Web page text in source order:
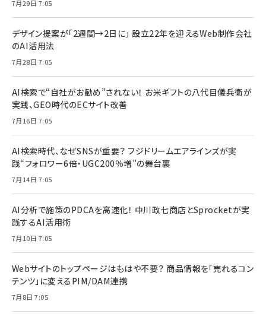
7月29日 7:05
デザイン提案が「2週間→2日に」 設立22年を迎えるWeb制作会社
のAI活用法
7月28日 7:05
AI検索で“自社がお勧め”されない！ お米ギフトの八代目儀兵衛が
実践、GEO時代のECサイト改善
7月16日 7:05
AI検索時代、なぜSNSが重要？ フジドリームエアラインズが実
践“フォロワー6倍・UGC200％増”の舞台裏
7月14日 7:05
AI分析で施策のPDCAを高速化！ 中川政七商店とSprocketが実
践するAI活用術
7月10日 7:05
Webサイトのトップページはもはや不要？ 商品情報を「売れるコン
テンツ」に変えるPIM/DAM連携
7月8日 7:05